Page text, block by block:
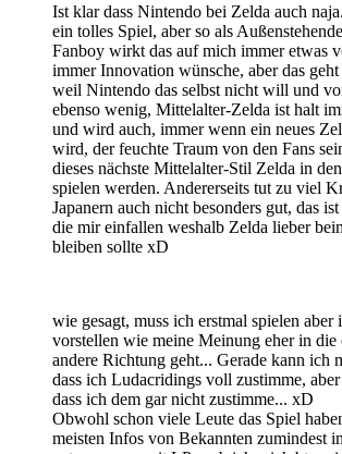
Ist klar dass Nintendo bei Zelda auch
ein tolles Spiel, aber so als
Fanboy wirkt das auf mich immer etwas
immer Innovation wünsche, aber das
weil Nintendo das selbst nicht will und
ebenso wenig, Mittelalter-Zelda ist halt
und wird auch, immer wenn ein neues
wird, der feuchte Traum von den Fans
dieses nächste Mittelalter-Stil Zelda in
spielen werden. Andererseits tut zu viel
Japanern auch nicht besonders gut, das
die mir einfallen weshalb Zelda lieber
bleiben sollte xD
wie gesagt, muss ich erstmal spielen aber
vorstellen wie meine Meinung eher in die
andere Richtung geht... Gerade kann ich
dass ich Ludacridings voll zustimme, aber
dass ich dem gar nicht zustimme... xD
Obwohl schon viele Leute das Spiel
meisten Infos von Bekannten zumindest